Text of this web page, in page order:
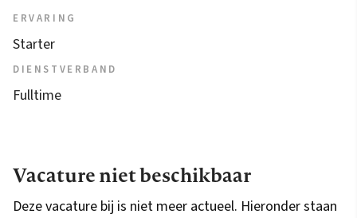
ERVARING
Starter
DIENSTVERBAND
Fulltime
Vacature niet beschikbaar
Deze vacature bij is niet meer actueel. Hieronder staan